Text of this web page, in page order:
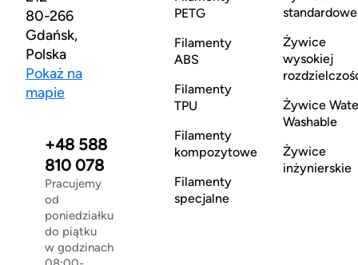
80-266
Gdańsk,
Polska
Pokaż na
mapie
+48 588
810 078
Pracujemy
od
poniedziałku
do piątku
w godzinach
PETG
Filamenty
ABS
Filamenty
TPU
Filamenty
kompozytowe
Filamenty
specjalne
standardowe
Żywice
wysokiej
Żywice
Washable
Żywice
inżynierskie